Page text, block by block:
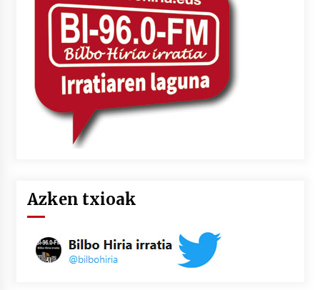
Azken txioak